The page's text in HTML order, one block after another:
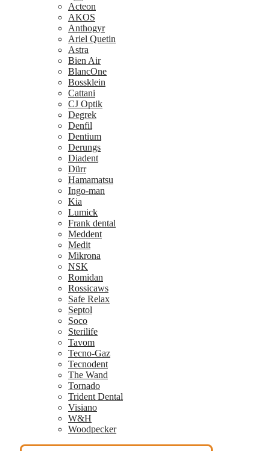
Acteon
AKOS
Anthogyr
Ariel Quetin
Astra
Bien Air
BlancOne
Bossklein
Cattani
CJ Optik
Degrek
Denfil
Dentium
Derungs
Diadent
Dürr
Hamamatsu
Ingo-man
Kia
Lumick
Frank dental
Meddent
Medit
Mikrona
NSK
Romidan
Rossicaws
Safe Relax
Septol
Soco
Sterilife
Tavom
Tecno-Gaz
Tecnodent
The Wand
Tornado
Trident Dental
Visiano
W&H
Woodpecker